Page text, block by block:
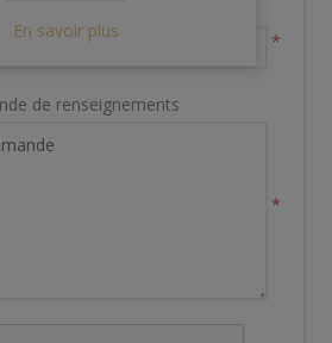
*
de renseignements
*
En savoir plus